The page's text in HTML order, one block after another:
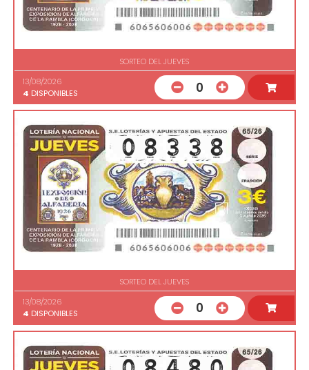
SORTEO DEL JUEVES
13/08/2026
4 DISPONIBLES 0
SORTEO DEL JUEVES
13/08/2026
4 DISPONIBLES 0